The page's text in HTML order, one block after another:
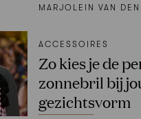
MARJOLEIN VAN DEN
ACCESSOIRES
Zo kies je de
zonnebril bij
gezichtsvorm